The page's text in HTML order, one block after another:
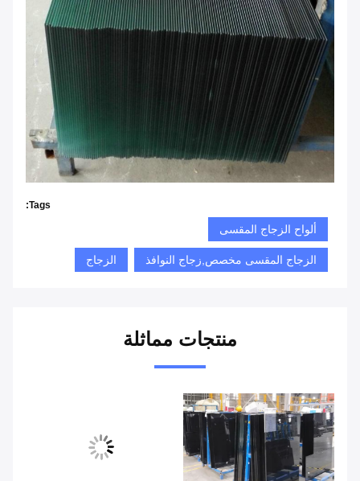
Tags:
ألواح الزجاج المقسى
الزجاج المقسى مخصص,زجاج النوافذ الزجاج
منتجات مماثلة